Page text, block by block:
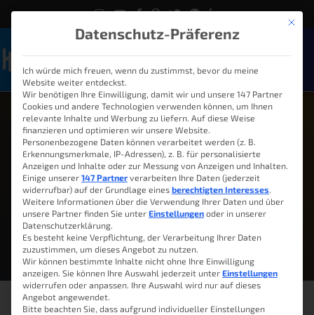
Mit
Datenschutz-Präferenz
Ich würde mich freuen, wenn du zustimmst, bevor du meine
Website weiter entdeckst.
Wir benötigen Ihre Einwilligung, damit wir und unsere 147 Partner
Cookies und andere Technologien verwenden können, um Ihnen
relevante Inhalte und Werbung zu liefern. Auf diese Weise
finanzieren und optimieren wir unsere Website.
Personenbezogene Daten können verarbeitet werden (z. B.
Erkennungsmerkmale, IP-Adressen), z. B. für personalisierte
Anzeigen und Inhalte oder zur Messung von Anzeigen und Inhalten.
Einige unserer 147 Partner verarbeiten Ihre Daten (jederzeit
widerrufbar) auf der Grundlage eines berechtigten Interesses.
Weitere Informationen über die Verwendung Ihrer Daten und über
unsere Partner finden Sie unter Einstellungen oder in unserer
Datenschutzerklärung.
Es besteht keine Verpflichtung, der Verarbeitung Ihrer Daten
zuzustimmen, um dieses Angebot zu nutzen.
Wir können bestimmte Inhalte nicht ohne Ihre Einwilligung
anzeigen. Sie können Ihre Auswahl jederzeit unter Einstellungen
widerrufen oder anpassen. Ihre Auswahl wird nur auf dieses
Angebot angewendet.
Bitte beachten Sie, dass aufgrund individueller Einstellungen